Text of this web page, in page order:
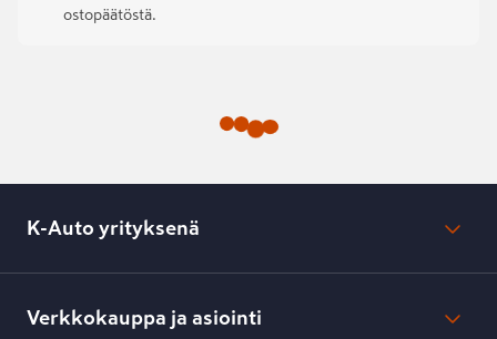
ostopäätöstä.
K-Auto yrityksenä
Lehdistötiedotteet
Toimipisteiden yhteystiedot
Verkkokauppa ja asiointi